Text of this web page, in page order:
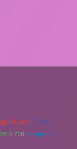
Teams:
0 726 Telegram: